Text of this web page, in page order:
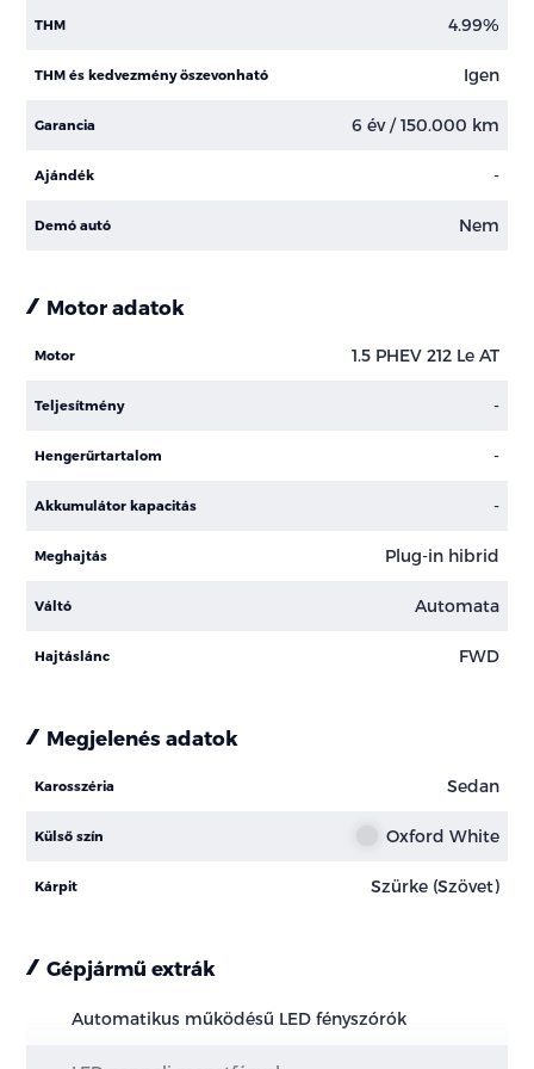
THM 4.99%
THM és kedvezmény öszevonható Igen
Garancia 6 év / 150.000 km
Ajándék -
Demó autó Nem
Motor adatok
Motor 1.5 PHEV 212 Le AT
Teljesítmény -
Hengerűrtartalom -
Akkumulátor kapacitás -
Meghajtás Plug-in hibrid
Váltó Automata
Hajtáslánc FWD
Megjelenés adatok
Karosszéria Sedan
Külső szín Oxford White
Kárpit Szürke (Szövet)
Gépjármű extrák
Automatikus működésű LED fényszórók